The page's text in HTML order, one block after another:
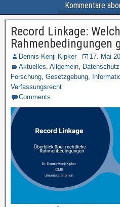
Kommentare
Record Linkage:
Rahmenbedingungen
Dennis-Kenji Kipker
17. Mai
Aktuelles, Allgemein, Datenschutz
Forschung, Gesetzgebung,
Verfassungsrecht
Comments